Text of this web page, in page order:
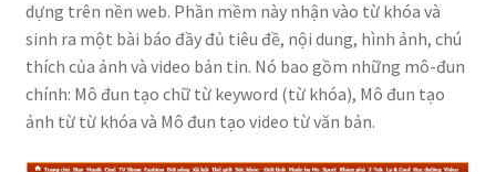
dựng trên nền web. Phần mềm này nhận vào từ khóa và
sinh ra một bài báo đầy đủ tiêu đề, nội dung, hình ảnh, chú
thích của ảnh và video bản tin. Nó bao gồm những mô-đun
chính: Mô đun tạo chữ từ keyword (từ khóa), Mô đun tạo
ảnh từ từ khóa và Mô đun tạo video từ văn bản.